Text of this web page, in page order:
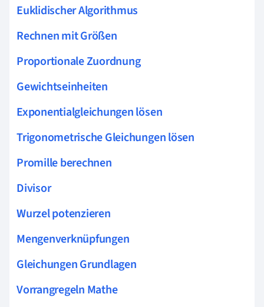
Euklidischer Algorithmus
Rechnen mit Größen
Proportionale Zuordnung
Gewichtseinheiten
Exponentialgleichungen lösen
Trigonometrische Gleichungen lösen
Promille berechnen
Divisor
Wurzel potenzieren
Mengenverknüpfungen
Gleichungen Grundlagen
Vorrangregeln Mathe